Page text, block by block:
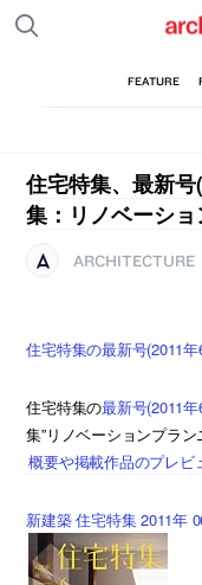
住宅特集、最新
集：リノベーシ
ARCHITECTURE
住宅特集の最新号(2011
住宅特集の最新号(2011
集”リノベーションプラ
概要や掲載作品のプレビ
新建築 住宅特集 2011年